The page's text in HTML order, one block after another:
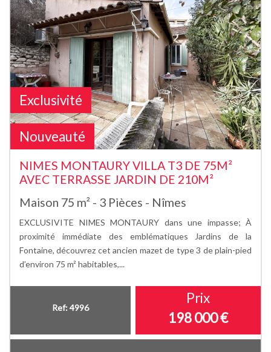
Exclusivité
Nouveauté
NIMES MONTAURY VILLA T3 DE 75M²
AVEC TERRASSE JARDIN DE 210M²
Maison 75 m² - 3 Pièces - Nîmes
EXCLUSIVITE NIMES MONTAURY dans une impasse; À
proximité immédiate des emblématiques Jardins de la
Fontaine, découvrez cet ancien mazet de type 3 de plain-pied
d’environ 75 m² habitables,...
Ref: 4996
Prix
198 000€